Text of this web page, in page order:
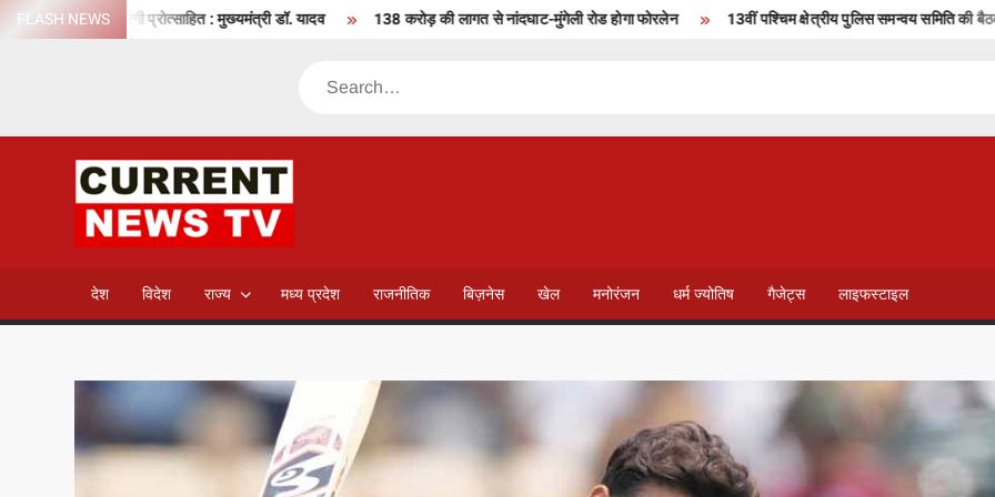
SkipFLASH NEWS
के लिए करेगी प्रोत्साहित : मुख्यमंत्री डॉ. यादव 138 करोड़ की लागत से नांदघाट-मुंगेली रोड होगा फोरलेन 13वीं पश्चिम क्षेत्रीय पुलिस समन्वय समिति की बैठक इंदौर
Search
NEWS TV
देश विदेश राज्य मध्य प्रदेश राजनीतिक बिज़नेस खेल मनोरंजन धर्म ज्योतिष गैजेट्स लाइफस्टाइल